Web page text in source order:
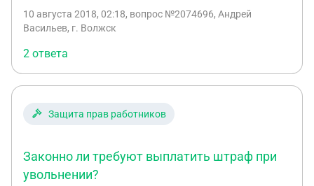
а мне до сих пор нет. Так вот, почитал я на
мне выплатить компенсацию (ст. 236). Как мне
лучше поступить? Если обращусь к работодателю,
могу припугнуть его. Или сразу в суд и с
надеждой на компенсацию? И можно ли еще
выбить компенсацию за моральный вред? Как
10 августа 2018, 02:18, вопрос №2074696, Андрей
Васильев, г. Волжск
2 ответа
Защита прав работников
Законно ли требуют выплатить штраф при
увольнении?